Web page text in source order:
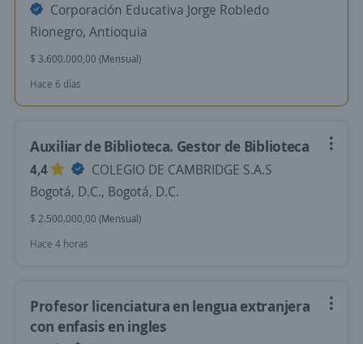
Corporación Educativa Jorge Robledo
Rionegro, Antioquia
$ 3.600.000,00 (Mensual)
Hace 6 días
Auxiliar de Biblioteca. Gestor de Biblioteca
4,4
COLEGIO DE CAMBRIDGE S.A.S
Bogotá, D.C., Bogotá, D.C.
$ 2.500.000,00 (Mensual)
Hace 4 horas
Profesor licenciatura en lengua extranjera
con enfasis en ingles